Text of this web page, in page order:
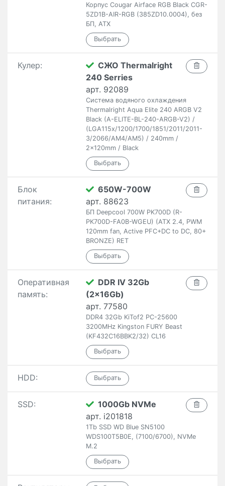
Корпус Cougar Airface RGB Black CGR-
5ZD1B-AIR-RGB (385ZD10.0004), без
БП, ATX
Кулер:
СЖО Thermalright
240 Serries
арт. 92089
Система водяного охлаждения
Thermalright Aqua Elite 240 ARGB V2
Black (A-ELITE-BL-240-ARGB-V2) /
(LGA115x/1200/1700/1851/2011/2011-
3/2066/AM4/AM5) / 240mm /
2x120mm / Black
Блок
питания:
650W-700W
арт. 88623
БП Deepcool 700W PK700D (R-
PK700D-FA0B-WGEU) (ATX 2.4, PWM
120mm fan, Active PFC+DC to DC, 80+
BRONZE) RET
Оперативная
память:
DDR IV 32Gb
(2x16Gb)
арт. 77580
DDR4 32Gb KiTof2 PC-25600
3200MHz Kingston FURY Beast
(KF432C16BBK2/32) CL16
HDD:
SSD:
1000Gb NVMe
арт. i201818
1Tb SSD WD Blue SN5100
WDS100T5B0E, (7100/6700), NVMe
M.2